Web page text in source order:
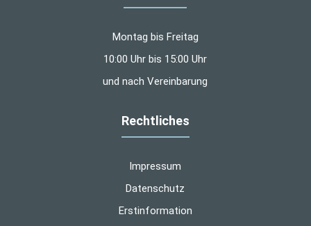
Montag bis Freitag
10:00 Uhr bis 15:00 Uhr
und nach Vereinbarung
Rechtliches
Impressum
Datenschutz
Erstinformation